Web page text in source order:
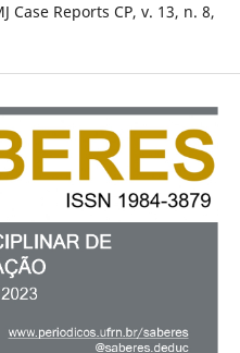
Case Reports CP, v. 13, n. 8,